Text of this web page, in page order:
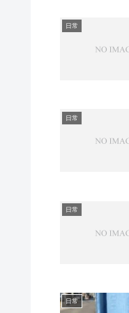
日常
日常
日常
日常